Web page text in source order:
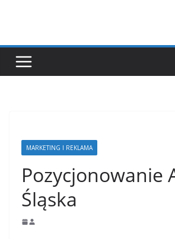
MARKETING I REKLAMA
Pozycjonowanie
Śląska